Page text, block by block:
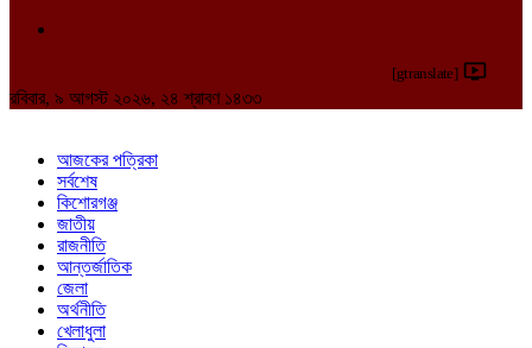
[gtranslate]
রবিবার, ৯ আগস্ট ২০২৬, ২৪ শ্রাবণ ১৪৩৩
আজকের পত্রিকা
সর্বশেষ
কিশোরগঞ্জ
জাতীয়
রাজনীতি
আন্তর্জাতিক
জেলা
অর্থনীতি
খেলাধুলা